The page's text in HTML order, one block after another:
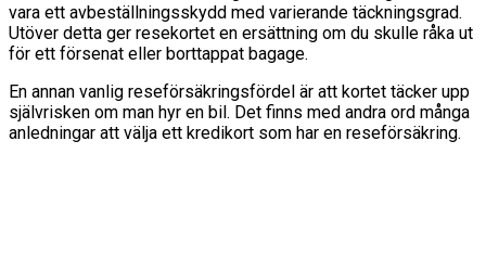
vara ett avbeställningsskydd med varierande täckningsgrad.
Utöver detta ger resekortet en ersättning om du skulle råka ut
för ett försenat eller borttappat bagage.
En annan vanlig reseförsäkringsfördel är att kortet täcker upp
självrisken om man hyr en bil. Det finns med andra ord många
anledningar att välja ett kredikort som har en reseförsäkring.